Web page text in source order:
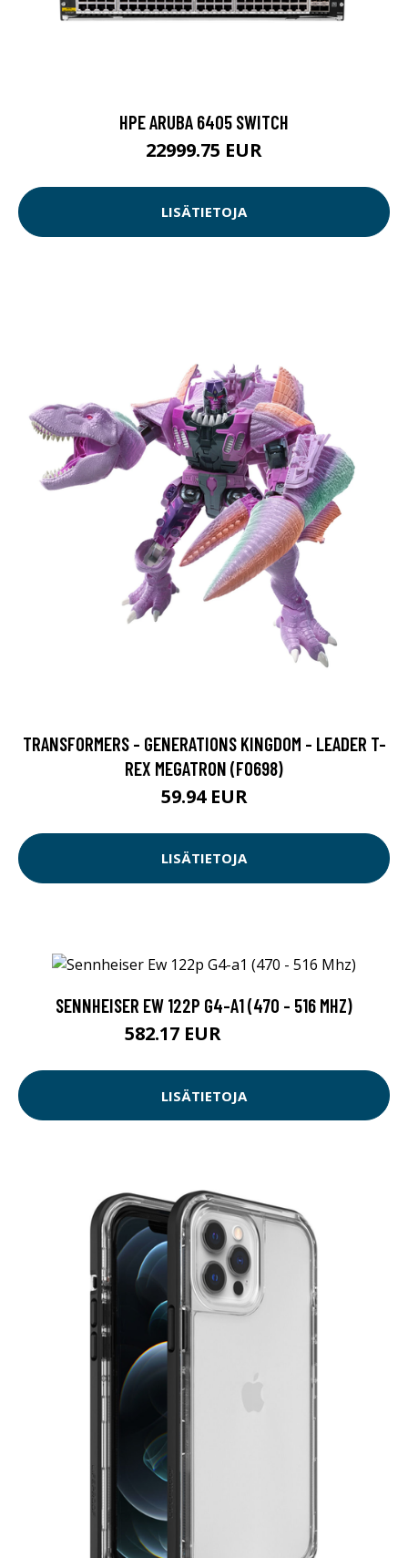
HPE ARUBA 6405 SWITCH
22999.75 EUR
LISÄTIETOJA
TRANSFORMERS - GENERATIONS KINGDOM - LEADER T-
REX MEGATRON (F0698)
59.94 EUR
LISÄTIETOJA
SENNHEISER EW 122P G4-A1 (470 - 516 MHZ)
582.17 EUR
LISÄTIETOJA